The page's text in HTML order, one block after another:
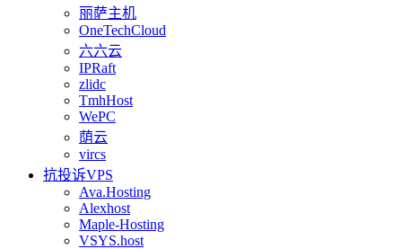
丽萨主机
OneTechCloud
六六云
IPRaft
zlidc
TmhHost
WePC
荫云
vircs
抗投诉VPS
Ava.Hosting
Alexhost
Maple-Hosting
VSYS.host